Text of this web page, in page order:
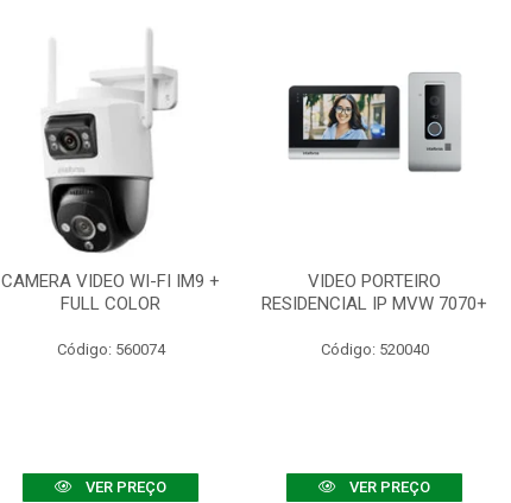
CAMERA VIDEO WI-FI IM9 +
FULL COLOR
Código: 560074
VER PREÇO
VIDEO PORTEIRO
RESIDENCIAL IP MVW 7070+
Código: 520040
VER PREÇO